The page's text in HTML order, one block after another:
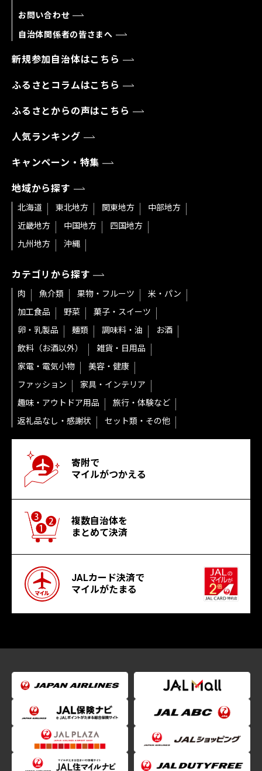
お問い合わせ
自治体関係者の皆さまへ
新規参加自治体はこちら
ふるさとコラムはこちら
ふるさとからの声はこちら
人気ランキング
キャンペーン・特集
地域から探す
北海道 東北地方 関東地方
中部地方
近畿地方
中国地方
四国地方
九州地方
沖縄
カテゴリから探す
肉 魚介類 果物・フルーツ
米・パン
加工食品
野菜
菓子・スイーツ
卵・乳製品
麺類 調味料・油
お酒
飲料（お酒以外）
雑貨・日用品
家電・電気小物
美容・健康
ファッション
家具・インテリア
趣味・アウトドア用品
旅行・体験など
返礼品なし・感謝状
セット類・その他
寄附で
マイルがつかえる
複数自治体を
まとめて決済
JALカード決済で
マイルがたまる